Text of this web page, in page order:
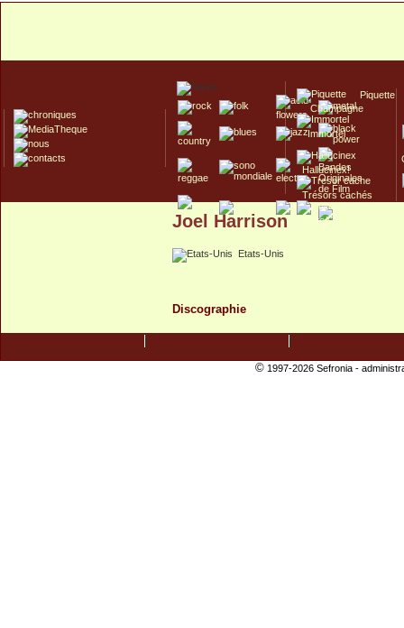
Piquette
Champagne
Immortel
Hallucinex!
Trésors cachés
Culte/Collector
Joel Harrison
Etats-Unis
Discographie
©1997-2026 Sefronia -